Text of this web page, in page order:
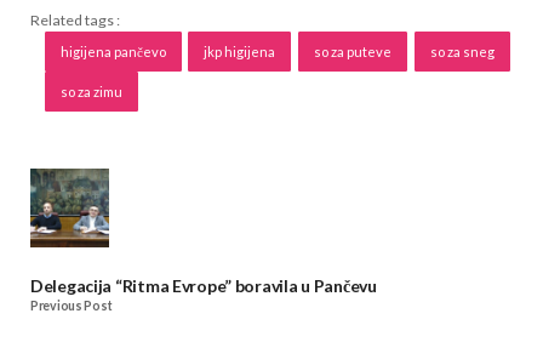
Related tags :
higijena pančevo jkp higijena so za puteve so za sneg
so za zimu
Delegacija “Ritma Evrope” boravila u Pančevu
Previous Post